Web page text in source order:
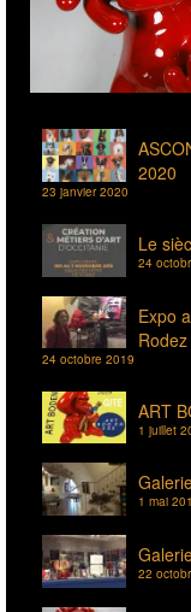
2020
23 janvier 2020
Le
24
Expo
Rodez
24 octobre 2019
ART
1 juillet
1 mai
22